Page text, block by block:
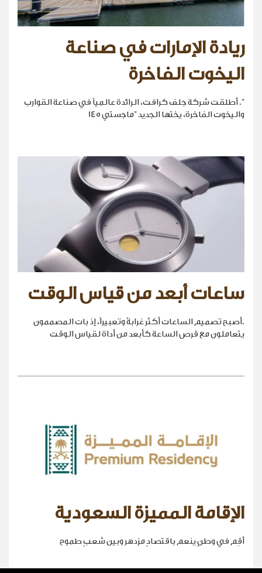
ريادة الإمارات في صناعة
اليخوت الفاخرة
". أطلقت شركة جلف كرافت، الرائدة عالمياً في صناعة القوارب
واليخوت الفاخرة، يختها الجديد "ماجستي 145
ساعات أبعد من قياس الوقت
.أصبح تصميم الساعات أكثر غرابةً وتعبيراً، إذ بات المصممون
يتعاملون مع قرص الساعة كأبعد من أداة لقياس الوقت
الإقامة المميزة السعودية
أقِم في وطنٍ ينعم باقتصادٍ مزدهر وبين شعبٍ طموح